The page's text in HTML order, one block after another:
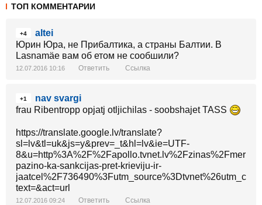
ТОП КОММЕНТАРИИ
+4
altei
Юрин Юра, не Прибалтика, а страны Балтии. В
Lasnamäe вам об етом не сообшили?
12.07.2016 10:16 Ответить Ссылка
+1
nav svargi
frau Ribentropp opjatj otljichilas - soobshajet TASS
https://translate.google.lv/translate?
sl=lv&tl=uk&js=y&prev=_t&hl=lv&ie=UTF-
pazino-ka-sankcijas-pret-krieviju-ir-
text=&act=url
12.07.2016 09:24 Ответить Ссылка